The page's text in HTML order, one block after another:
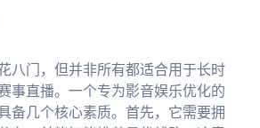
八门，但并非所有都适合用于长时
事直播。一个专为影音娱乐优化的
备几个核心素质。首先，它需要拥